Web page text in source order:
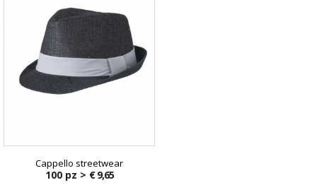
Cappello streetwear
100 pz > € 9,65